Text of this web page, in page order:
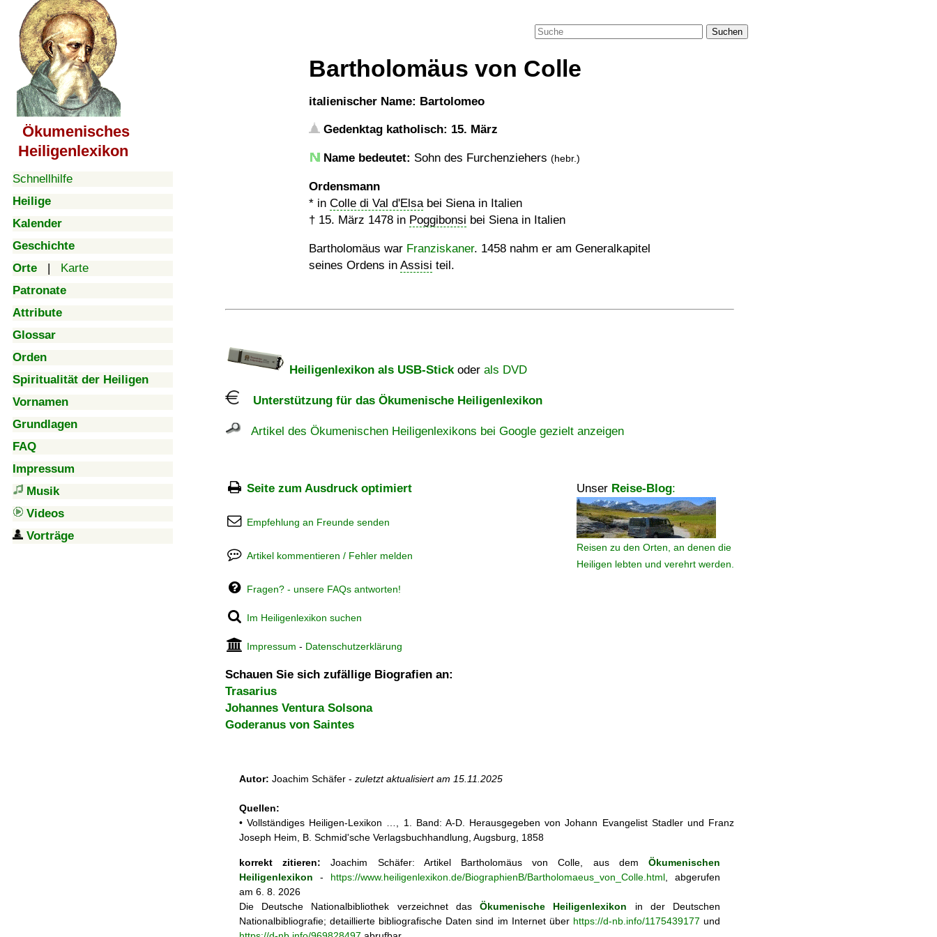
Ökumenisches
Heiligenlexikon
Schnellhilfe
Heilige
Kalender
Geschichte
Orte | Karte
Patronate
Attribute
Glossar
Orden
Spiritualität der Heiligen
Vornamen
Grundlagen
FAQ
Impressum
Musik
Videos
Vorträge
Suchen
Bartholomäus von Colle
italienischer Name: Bartolomeo
Gedenktag katholisch: 15. März
Name bedeutet: Sohn des Furchenziehers (hebr.)
Ordensmann
* in Colle di Val d'Elsabei Siena in Italien
† 15. März 1478 in Poggibonsi bei Siena in Italien
Bartholomäus war Franziskaner. 1458 nahm er am Generalkapitel
seines Ordens in Assisi teil.
Heiligenlexikon als USB-Stickoder als DVD
Unterstützung für das Ökumenische Heiligenlexikon
Artikel des Ökumenischen Heiligenlexikons bei Google gezielt anzeigen
Seite zum Ausdruck optimiert Unser Reise-Blog:
Reisen zu den Orten, an denen die
Heiligen lebten und verehrt werden.
Empfehlung an Freunde senden
Artikel kommentieren / Fehler melden
Fragen? - unsere FAQs antworten!
Im Heiligenlexikon suchen
Impressum - Datenschutzerklärung
Schauen Sie sich zufällige Biografien an:
Trasarius
Johannes Ventura Solsona
Goderanus von Saintes
Autor: Joachim Schäfer - zuletzt aktualisiert am 15.11.2025
Quellen:
• Vollständiges Heiligen-Lexikon …, 1. Band: A-D. Herausgegeben von Johann Evangelist Stadler und Franz
Joseph Heim, B. Schmid'sche Verlagsbuchhandlung, Augsburg, 1858
korrekt zitieren: Joachim Schäfer: Artikel Bartholomäus von Colle, aus demÖkumenischen
Heiligenlexikon - https://www.heiligenlexikon.de/BiographienB/Bartholomaeus_von_Colle.html , abgerufen
am 6. 8. 2026
Die Deutsche Nationalbibliothek verzeichnet dasÖkumenische Heiligenlexikon in der Deutschen
Nationalbibliografie; detaillierte bibliografische Daten sind im Internet über https://d-nb.info/1175439177 und